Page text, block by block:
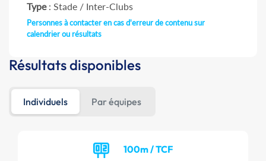
Type: Stade / Inter-Clubs
Personnes à contacter en cas d'erreur de contenu sur
calendrier ou résultats
Résultats disponibles
Individuels Par équipes
100m / TCF